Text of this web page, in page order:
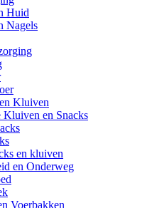
Huid
Nagels
Kluiven
en Snacks
en kluiven
en Onderweg
Voerbakken